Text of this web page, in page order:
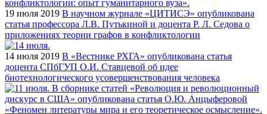
19 июля 2019 В научном журнале «ЦИТИСЭ» опубликована
статья профессора Л.В. Путькиной и доцента Р. Л. Седова о
приложениях теории графов в конфликтологии
14 июля 2019 В «Вестнике РХГА» опубликована статья
доцента СПбГУП О.И. Ставцевой об идее
биотехнологического усовершенствования человека